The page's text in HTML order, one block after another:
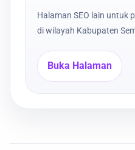
Halaman SEO lain untuk
di wilayah Kabupaten
Buka Halaman